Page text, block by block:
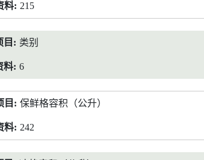
215
类别
6
保鲜格容积（公升）
242